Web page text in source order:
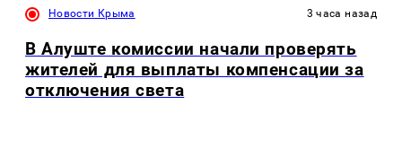
Новости Крыма 3 часа назад
В Алуште комиссии начали проверять
жителей для выплаты компенсации за
отключения света